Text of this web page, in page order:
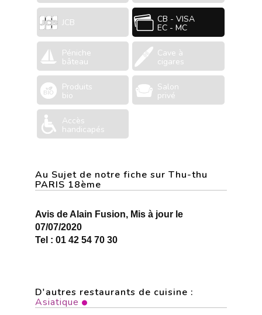
JCB CB - VISA
EC - MC
Péniche
bâteau
Cave à
cigares
Produits
bio
Salon
privé
Accès
handicapés
Au Sujet de notre fiche sur Thu-thu
PARIS 18ème
Avis de Alain Fusion, Mis à jour le
07/07/2020
Tel : 01 42 54 70 30
D'autres restaurants de cuisine :
Asiatique